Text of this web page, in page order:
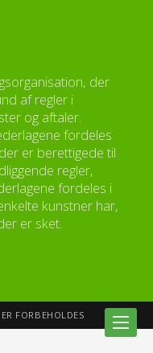
der
af regler i
og aftaler.
fordeles
er berettigede til
regler,
fordeles i
kunstner har,
er sket.
FORBEHOLDES